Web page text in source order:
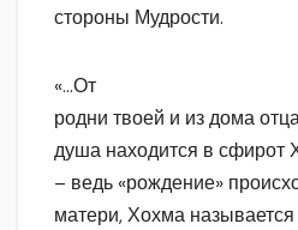
стороны Мудрости.
«…От
родни твоей и из дома
душа находится в сфирот
– ведь «рождение»
матери, Хохма